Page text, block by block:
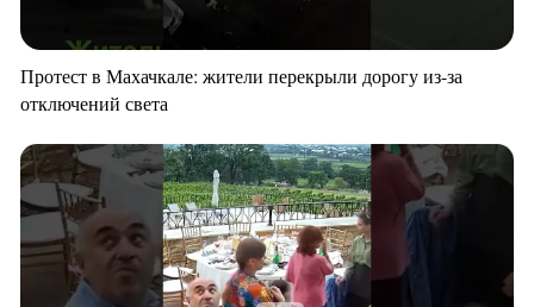
Протест в Махачкале: жители перекрыли дорогу из-за
отключений света